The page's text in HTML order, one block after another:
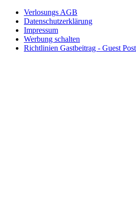
Verlosungs AGB
Datenschutzerklärung
Impressum
Werbung schalten
Richtlinien Gastbeitrag - Guest